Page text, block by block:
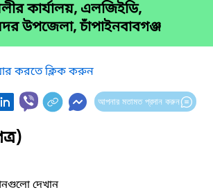
কার্যালয়, এলজিইডি,
উপজেলা, চাঁপাইনবাবগঞ্জ
করতে ক্লিক করুন
আপনার মতামত প্রদান করুন
দেখান